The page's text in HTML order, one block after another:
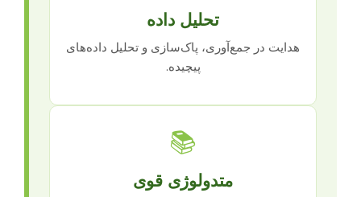
تحلیل داده
هدایت در جمع‌آوری، پاک‌سازی و تحلیل داده‌های
پیچیده.
📚
متدولوژی قوی